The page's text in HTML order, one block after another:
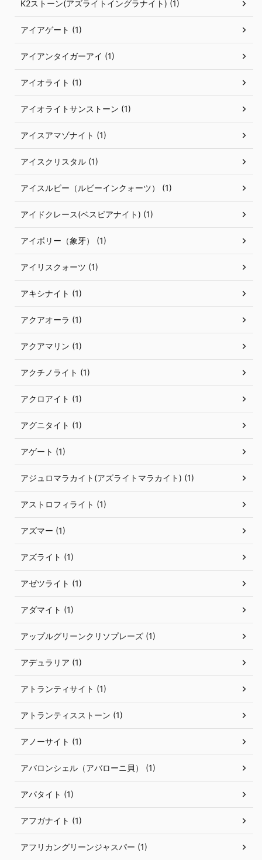
K2ストーン(アズライトイングラナイト) (1)
アイアゲート (1)
アイアンタイガーアイ (1)
アイオライト (1)
アイオライトサンストーン (1)
アイスアマゾナイト (1)
アイスクリスタル (1)
アイスルビー（ルビーインクォーツ） (1)
アイドクレース(ベスビアナイト) (1)
アイボリー（象牙） (1)
アイリスクォーツ (1)
アキシナイト (1)
アクアオーラ (1)
アクアマリン (1)
アクチノライト (1)
アクロアイト (1)
アグニタイト (1)
アゲート (1)
アジュロマラカイト(アズライトマラカイト) (1)
アストロフィライト (1)
アズマー (1)
アズライト (1)
アゼツライト (1)
アダマイト (1)
アップルグリーンクリソプレーズ (1)
アデュラリア (1)
アトランティサイト (1)
アトランティスストーン (1)
アノーサイト (1)
アバロンシェル（アバローニ貝） (1)
アパタイト (1)
アフガナイト (1)
アフリカングリーンジャスパー (1)